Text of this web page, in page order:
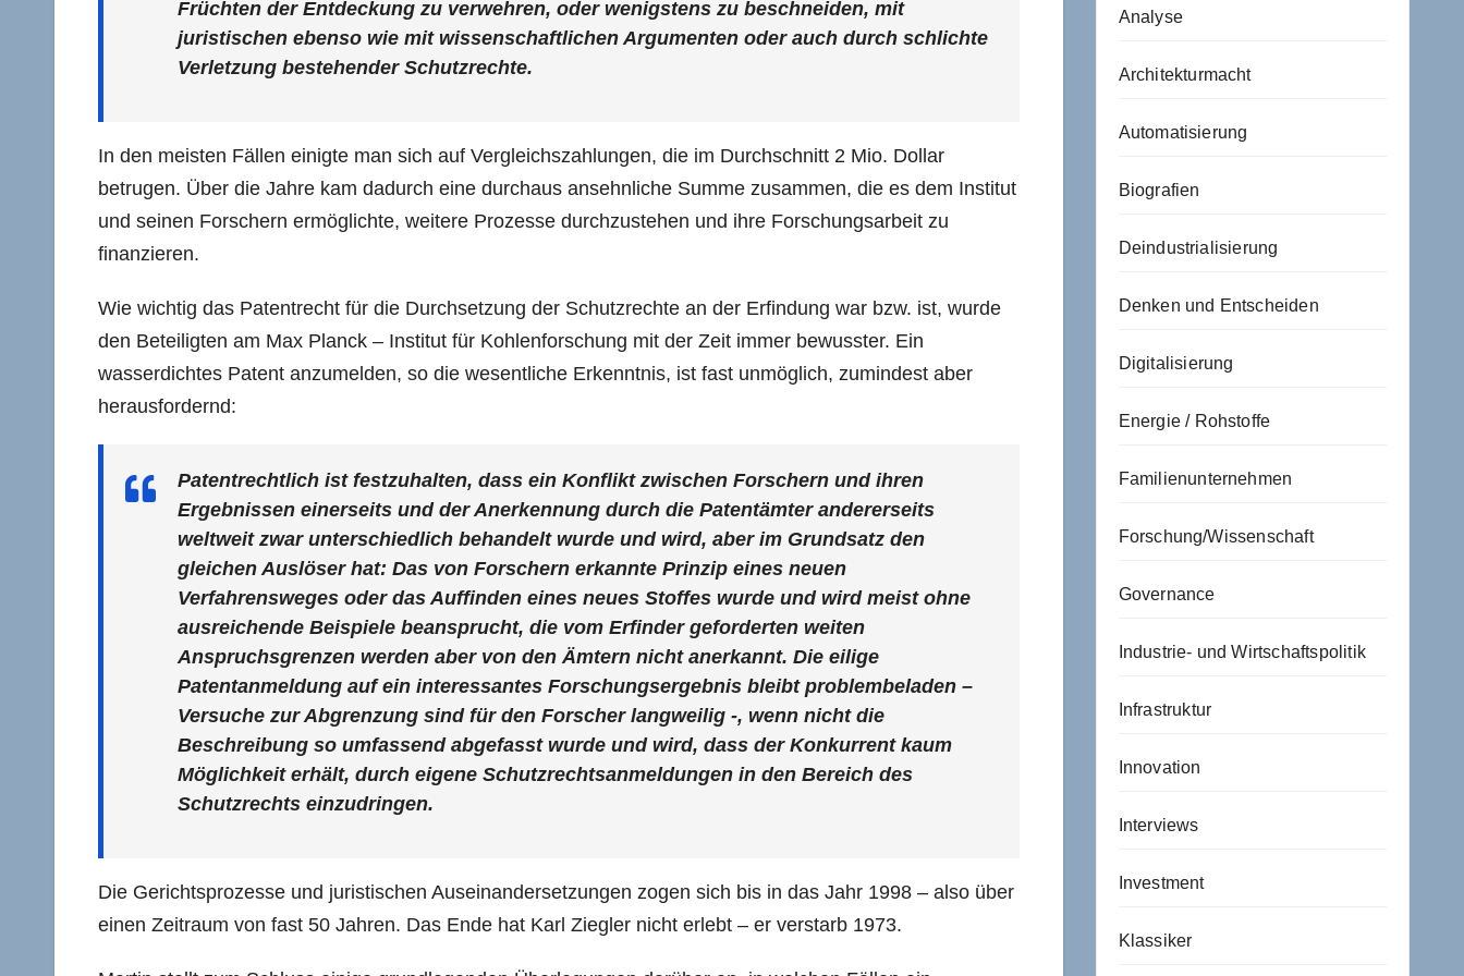
Früchten der Entdeckung zu verwehren, oder wenigstens zu beschneiden, mit
juristischen ebenso wie mit wissenschaftlichen Argumenten oder auch durch schlichte
Verletzung bestehender Schutzrechte.
In den meisten Fällen einigte man sich auf Vergleichszahlungen, die im Durchschnitt 2 Mio. Dollar
betrugen. Über die Jahre kam dadurch eine durchaus ansehnliche Summe zusammen, die es dem Institut
und seinen Forschern ermöglichte, weitere Prozesse durchzustehen und ihre Forschungsarbeit zu
finanzieren.
Wie wichtig das Patentrecht für die Durchsetzung der Schutzrechte an der Erfindung war bzw. ist, wurde
den Beteiligten am Max Planck – Institut für Kohlenforschung mit der Zeit immer bewusster. Ein
wasserdichtes Patent anzumelden, so die wesentliche Erkenntnis, ist fast unmöglich, zumindest aber
herausfordernd:
Patentrechtlich ist festzuhalten, dass ein Konflikt zwischen Forschern und ihren
Ergebnissen einerseits und der Anerkennung durch die Patentämter andererseits
weltweit zwar unterschiedlich behandelt wurde und wird, aber im Grundsatz den
gleichen Auslöser hat: Das von Forschern erkannte Prinzip eines neuen
Verfahrensweges oder das Auffinden eines neues Stoffes wurde und wird meist ohne
ausreichende Beispiele beansprucht, die vom Erfinder geforderten weiten
Anspruchsgrenzen werden aber von den Ämtern nicht anerkannt. Die eilige
Patentanmeldung auf ein interessantes Forschungsergebnis bleibt problembeladen –
Versuche zur Abgrenzung sind für den Forscher langweilig -, wenn nicht die
Beschreibung so umfassend abgefasst wurde und wird, dass der Konkurrent kaum
Möglichkeit erhält, durch eigene Schutzrechtsanmeldungen in den Bereich des
Schutzrechts einzudringen.
Die Gerichtsprozesse und juristischen Auseinandersetzungen zogen sich bis in das Jahr 1998 – also über
einen Zeitraum von fast 50 Jahren. Das Ende hat Karl Ziegler nicht erlebt – er verstarb 1973.
Analyse
Architekturmacht
Automatisierung
Biografien
Deindustrialisierung
Denken und Entscheiden
Digitalisierung
Energie / Rohstoffe
Familienunternehmen
Forschung/Wissenschaft
Governance
Industrie- und Wirtschaftspolitik
Infrastruktur
Innovation
Interviews
Investment
Klassiker